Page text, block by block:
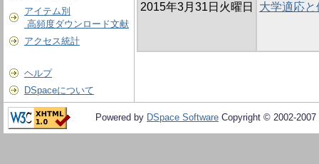
アイテム別
高頻度ダウンロード文献
アクセス統計
ヘルプ
DSpaceについて
2015年3月31日火曜日 大学適応
Powered by DSpace Software Copyright © 2002-2007